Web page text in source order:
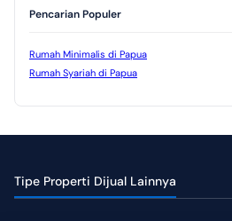
AC
Pencarian Populer
Rumah Minimalis di Papua
Rumah Syariah di Papua
Tipe Properti Dijual Lainnya